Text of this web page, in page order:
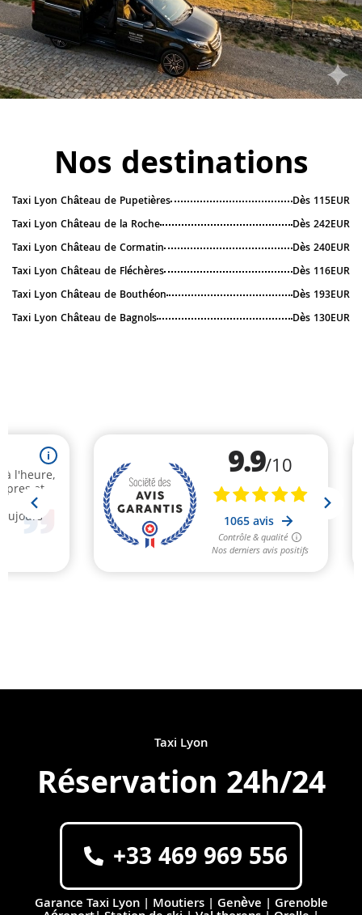
Nos destinations
Taxi Lyon Château de Pupetières
Dès 115EUR
Taxi Lyon Château de la Roche
Dès 242EUR
Taxi Lyon Château de Cormatin
Dès 240EUR
Taxi Lyon Château de Fléchères
Dès 116EUR
Taxi Lyon Château de Bouthéon
Dès 193EUR
Taxi Lyon Château de Bagnols
Dès 130EUR
Taxi Lyon
Réservation 24h/24
+33 469 969 556
Garance Taxi Lyon | Moutiers | Genève | Grenoble